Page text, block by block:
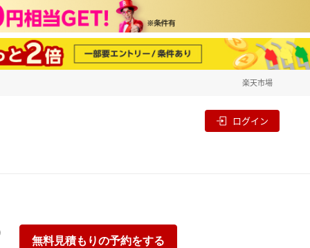
楽天市場
ログイン
無料見積もりの予約をする